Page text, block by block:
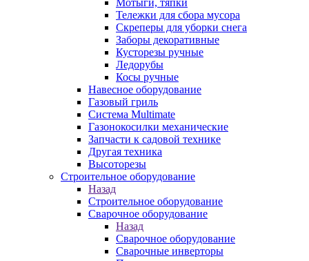
Мотыги, тяпки
Тележки для сбора мусора
Скреперы для уборки снега
Заборы декоративные
Кусторезы ручные
Ледорубы
Косы ручные
Навесное оборудование
Газовый гриль
Система Multimate
Газонокосилки механические
Запчасти к садовой технике
Другая техника
Высоторезы
Строительное оборудование
Назад
Строительное оборудование
Сварочное оборудование
Назад
Сварочное оборудование
Сварочные инверторы